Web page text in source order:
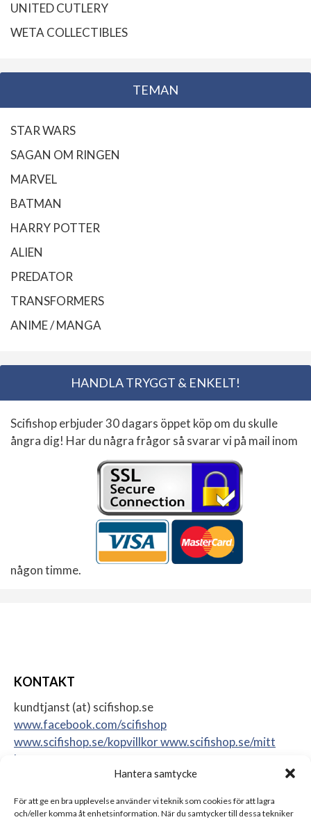
Hantera samtycke
För att ge en bra upplevelse använder vi teknik som cookies för att lagra
och/eller komma åt enhetsinformation. När du samtycker till dessa tekniker
UNITED CUTLERY
WETA COLLECTIBLES
TEMAN
STAR WARS
SAGAN OM RINGEN
MARVEL
BATMAN
HARRY POTTER
ALIEN
PREDATOR
TRANSFORMERS
ANIME / MANGA
HANDLA TRYGGT & ENKELT!
Scifishop erbjuder 30 dagars öppet köp om du skulle
ångra dig! Har du några frågor så svarar vi på mail inom
någon timme.
KONTAKT
kundtjanst (at) scifishop.se
www.facebook.com/scifishop
www.scifishop.se/kopvillkorwww.scifishop.se/mitt
konto
Sweden